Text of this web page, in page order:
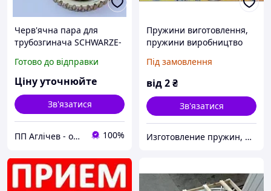
Черв'ячна пара для
трубозгинача SCHWARZE-
редуктора трубозгинача
SCHWARZE-ROBITEC
Готово до відправки
Ціну уточнюйте
Зв'язатися
ПП Аглічев - обладнання, запчастини, ремонт 100%
Пружини виготовлення,
пружини виробництво
Під замовлення
від2₴
Зв'язатися
Изготовление пружин, производство пружин, пружины сжатия, пружины растяжения